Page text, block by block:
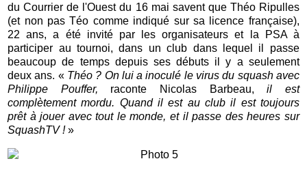
du Courrier de l'Ouest du 16 mai savent que Théo Ripulles
(et non pas Téo comme indiqué sur sa licence française),
22 ans, a été invité par les organisateurs et la PSA à
participer au tournoi, dans un club dans lequel il passe
beaucoup de temps depuis ses débuts il y a seulement
deux ans. « Théo ? On lui a inoculé le virus du squash avec
Philippe Pouffer, raconte Nicolas Barbeau, il est
complètement mordu. Quand il est au club il est toujours
prêt à jouer avec tout le monde, et il passe des heures sur
SquashTV !»